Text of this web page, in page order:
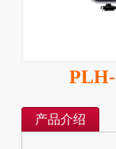
产品介绍